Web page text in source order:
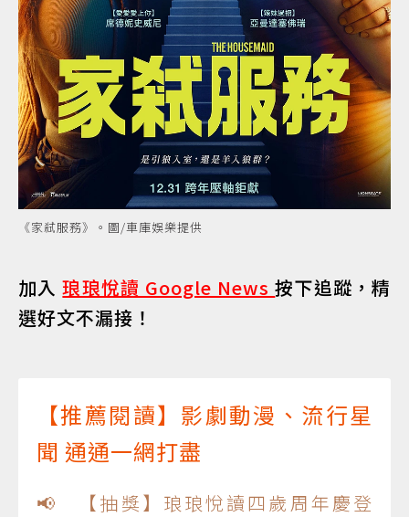
《家弒服務》。圖/車庫娛樂提供
加入琅琅悅讀 Google News按下追蹤，精
選好文不漏接！
【推薦閱讀】影劇動漫、流行星
聞 通通一網打盡
📢 【抽獎】琅琅悅讀四歲周年慶登